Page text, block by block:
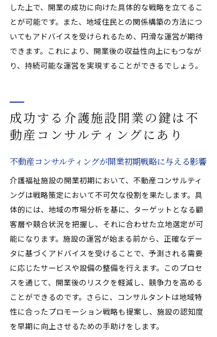
した上で、開業の成功に向けた具体的な戦略を立てるこ
とが可能です。また、地域住民との関係構築の方法につ
いてもアドバイスを受けられるため、円滑な運営が期待
できます。これにより、開業後の収益性向上にもつなが
り、持続可能な運営を実現することができるでしょう。
成功する介護施設開業の鍵は不
動産コンサルティングにあり
不動産コンサルティングが開業初期戦略に与える影響
介護福祉施設の開業初期において、不動産コンサルティ
ングは戦略策定において不可欠な役割を果たします。具
体的には、地域の市場分析を基に、ターゲットとなる顧
客層や競合状況を把握し、それに合わせた立地選定が可
能になります。施設の運営が始まる前から、正確なデー
タに基づくアドバイスを受けることで、予測される需要
に応じたサービスや設備の整備を行えます。このプロセ
スを通じて、開業後のリスクを軽減し、競争力を高める
ことができるのです。さらに、コンサルタントは地域特
性に合ったプロモーション戦略も提案し、施設の認知度
を早期に向上させるための手助けをします。